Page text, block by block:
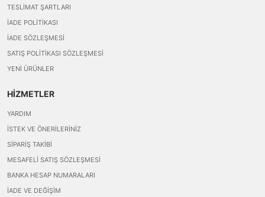
TESLIMAT ŞARTLARI
İADE POLITIKASI
İADE SÖZLEŞMESI
SATIŞ POLITIKASI SÖZLEŞMESI
YENI ÜRÜNLER
HİZMETLER
YARDIM
İSTEK VE ÖNERILERINIZ
SIPARIŞ TAKIBI
MESAFELI SATIŞ SÖZLEŞMESI
BANKA HESAP NUMARALARI
İADE VE DEĞIŞIM